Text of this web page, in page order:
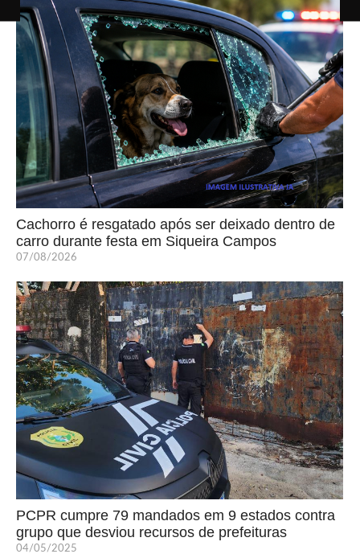
Cachorro é resgatado após ser deixado dentro de
carro durante festa em Siqueira Campos
07/08/2026
PCPR cumpre 79 mandados em 9 estados contra
grupo que desviou recursos de prefeituras
04/05/2025